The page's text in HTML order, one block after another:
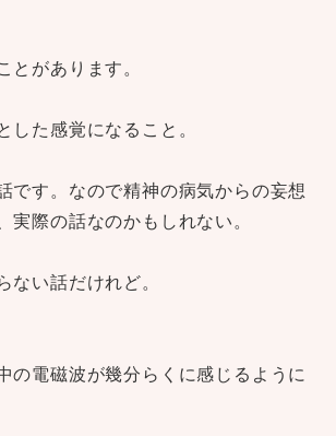
があります。
した感覚になること。
です。なので精神の病気からの妄想
実際の話なのかもしれない。
い話だけれど。
の電磁波が幾分らくに感じるように